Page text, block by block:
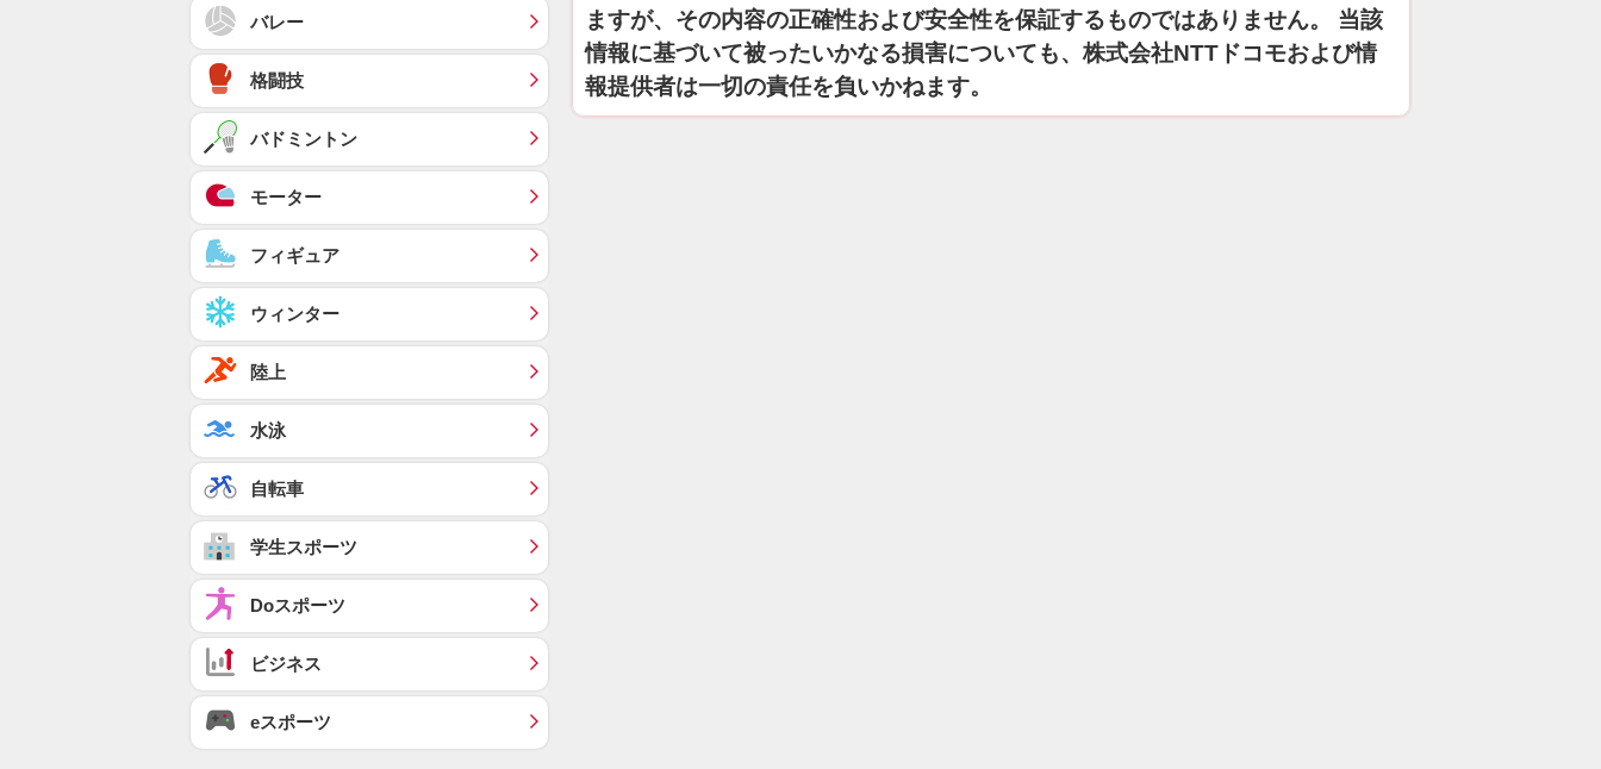
ますが、その内容の正確性および安全性を保証するものではありません。 当該
情報に基づいて被ったいかなる損害についても、株式会社NTTドコモおよび情
報提供者は一切の責任を負いかねます。
バレー
格闘技
バドミントン
モーター
フィギュア
ウィンター
陸上
水泳
自転車
学生スポーツ
Doスポーツ
ビジネス
eスポーツ